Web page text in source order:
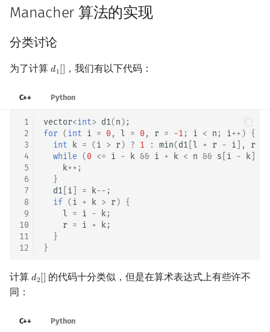
Manacher 算法的实现
分类讨论
为了计算 𝑑1[]
d1[ ，我们有以下代码：
C++ Python
1
2
3
4
5
6
7
8
9
10
11
12
vector<int> d1(n);
for (int i = 0, l = 0, r = -1 ; i < n ; i++) {
int
k = (i > r) ? 1 : min(d1 l + r - i ], r
while (0 <= i - k && i + k < n && s i - k
k++ ;
}
d1 i = k-- ;
if (i + k > r) {
l = i - k;
r = i + k;
}
}
计算 𝑑2[]
d2[ 的代码十分类似，但是在算术表达式上有些许不
同：
C++ Python